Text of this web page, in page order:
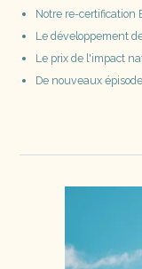
Notre re-certification
Le développement
Le prix de l'impact
De nouveaux